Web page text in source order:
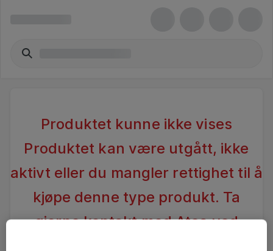
Produktet kunne ikke vises
Produktet kan være utgått, ikke
aktivt eller du mangler rettighet til å
kjøpe denne type produkt. Ta
gjerne kontakt med Atea ved